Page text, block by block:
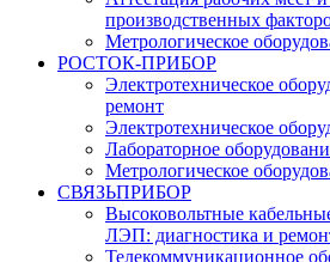
производственных
Метрологическое
РОСТОК-ПРИБОР
Электротехническое
ремонт
Электротехническое
Лабораторное
Метрологическое
СВЯЗЬПРИБОР
Высоковольтные
ЛЭП: диагностика и
Телекоммуникационное